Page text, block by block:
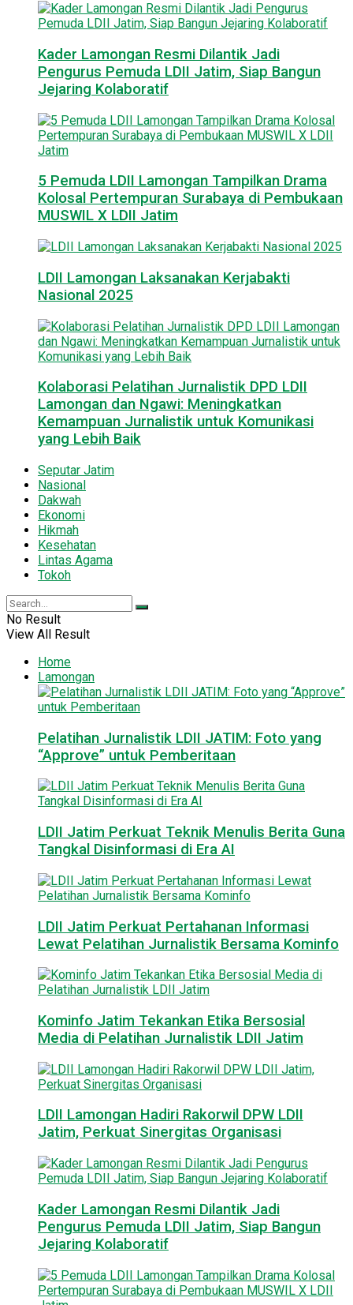
Kader Lamongan Resmi Dilantik Jadi
Pengurus Pemuda LDII Jatim, Siap Bangun
Jejaring Kolaboratif
5 Pemuda LDII Lamongan Tampilkan Drama
Kolosal Pertempuran Surabaya di Pembukaan
MUSWIL X LDII Jatim
LDII Lamongan Laksanakan Kerjabakti
Nasional 2025
Kolaborasi Pelatihan Jurnalistik DPD LDII
Lamongan dan Ngawi: Meningkatkan
Kemampuan Jurnalistik untuk Komunikasi
yang Lebih Baik
Seputar Jatim
Nasional
Dakwah
Ekonomi
Hikmah
Kesehatan
Lintas Agama
Tokoh
No Result
View All Result
Home
Lamongan
Pelatihan Jurnalistik LDII JATIM: Foto yang
“Approve” untuk Pemberitaan
LDII Jatim Perkuat Teknik Menulis Berita Guna
Tangkal Disinformasi di Era AI
LDII Jatim Perkuat Pertahanan Informasi
Lewat Pelatihan Jurnalistik Bersama Kominfo
Kominfo Jatim Tekankan Etika Bersosial
Media di Pelatihan Jurnalistik LDII Jatim
LDII Lamongan Hadiri Rakorwil DPW LDII
Jatim, Perkuat Sinergitas Organisasi
Kader Lamongan Resmi Dilantik Jadi
Pengurus Pemuda LDII Jatim, Siap Bangun
Jejaring Kolaboratif